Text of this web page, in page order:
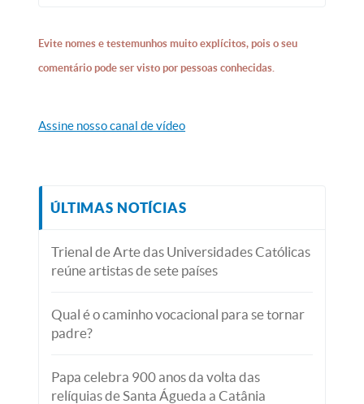
Evite nomes e testemunhos muito explícitos, pois o seu
comentário pode ser visto por pessoas conhecidas.
Assine nosso canal de vídeo
ÚLTIMAS NOTÍCIAS
Trienal de Arte das Universidades Católicas
reúne artistas de sete países
Qual é o caminho vocacional para se tornar
padre?
Papa celebra 900 anos da volta das
relíquias de Santa Águeda a Catânia